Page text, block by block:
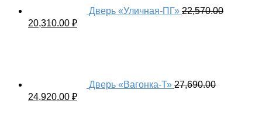
Дверь «Уличная-ПГ» 22,570.00
20,310.00 ₽
Дверь «Вагонка-Т» 27,690.00
24,920.00 ₽